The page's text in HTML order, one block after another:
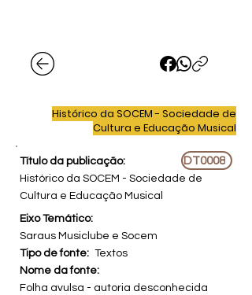
Histórico da SOCEM - Sociedade de
Cultura e Educação Musical
Título da publicação: DT0008
Histórico da SOCEM - Sociedade de
Cultura e Educação Musical
Eixo Temático:
Saraus Musiclube e Socem
Tipo de fonte: Textos
Nome da fonte:
Folha avulsa - autoria desconhecida